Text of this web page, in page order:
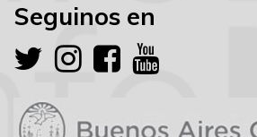
Seguinos en